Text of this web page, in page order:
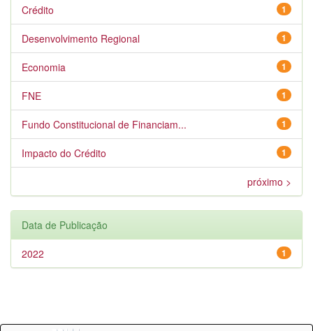
1
Crédito
1
Desenvolvimento Regional
1
Economia
1
FNE
1
Fundo Constitucional de Financiam...
1
Impacto do Crédito
próximo >
Data de Publicação
1
2022